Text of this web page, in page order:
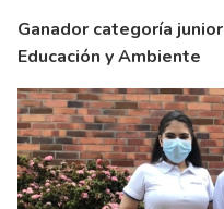
Ganador categoría
Educación y Ambiente